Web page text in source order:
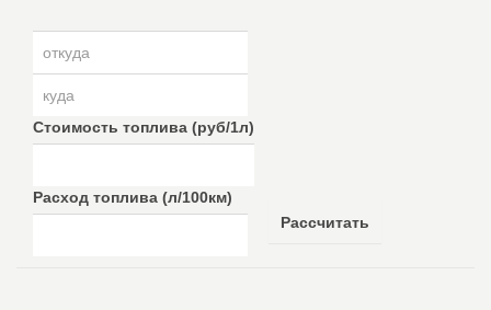
Стоимость топлива (руб/1л)
Расход топлива (л/100км)
Рассчитать